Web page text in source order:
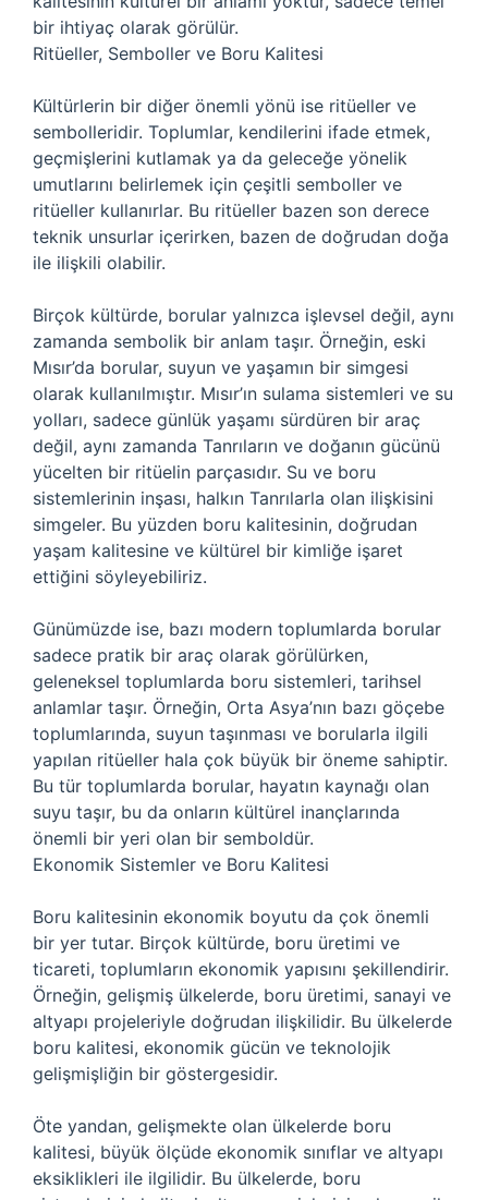
bir ihtiyaç olarak görülür.
Ritüeller, Semboller ve Boru Kalitesi
Kültürlerin bir diğer önemli yönü ise ritüeller ve
sembolleridir. Toplumlar, kendilerini ifade etmek,
geçmişlerini kutlamak ya da geleceğe yönelik
umutlarını belirlemek için çeşitli semboller ve
ritüeller kullanırlar. Bu ritüeller bazen son derece
teknik unsurlar içerirken, bazen de doğrudan doğa
ile ilişkili olabilir.
Birçok kültürde, borular yalnızca işlevsel değil, aynı
zamanda sembolik bir anlam taşır. Örneğin, eski
Mısır’da borular, suyun ve yaşamın bir simgesi
olarak kullanılmıştır. Mısır’ın sulama sistemleri ve su
yolları, sadece günlük yaşamı sürdüren bir araç
değil, aynı zamanda Tanrıların ve doğanın gücünü
yücelten bir ritüelin parçasıdır. Su ve boru
sistemlerinin inşası, halkın Tanrılarla olan ilişkisini
simgeler. Bu yüzden boru kalitesinin, doğrudan
yaşam kalitesine ve kültürel bir kimliğe işaret
ettiğini söyleyebiliriz.
Günümüzde ise, bazı modern toplumlarda borular
sadece pratik bir araç olarak görülürken,
geleneksel toplumlarda boru sistemleri, tarihsel
anlamlar taşır. Örneğin, Orta Asya’nın bazı göçebe
toplumlarında, suyun taşınması ve borularla ilgili
yapılan ritüeller hala çok büyük bir öneme sahiptir.
Bu tür toplumlarda borular, hayatın kaynağı olan
suyu taşır, bu da onların kültürel inançlarında
önemli bir yeri olan bir semboldür.
Ekonomik Sistemler ve Boru Kalitesi
Boru kalitesinin ekonomik boyutu da çok önemli
bir yer tutar. Birçok kültürde, boru üretimi ve
ticareti, toplumların ekonomik yapısını şekillendirir.
Örneğin, gelişmiş ülkelerde, boru üretimi, sanayi ve
altyapı projeleriyle doğrudan ilişkilidir. Bu ülkelerde
boru kalitesi, ekonomik gücün ve teknolojik
gelişmişliğin bir göstergesidir.
Öte yandan, gelişmekte olan ülkelerde boru
kalitesi, büyük ölçüde ekonomik sınıflar ve altyapı
eksiklikleri ile ilgilidir. Bu ülkelerde, boru